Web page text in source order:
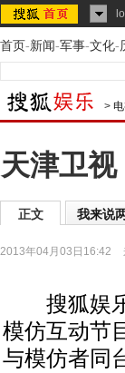
首页-新闻-军事-文化-
>
天津卫
正文 我来说
2013年04月03日16:42
搜狐娱乐
模仿互动节
与模仿者同